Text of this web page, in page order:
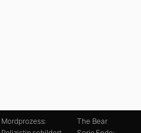
Mordprozess:
The Bear